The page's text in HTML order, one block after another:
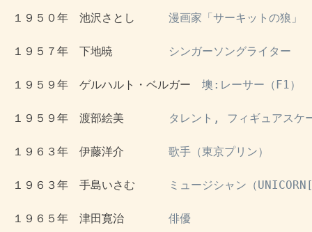
１９５０年　池沢さとし 漫画家「サーキットの狼」
１９５７年　下地暁 シンガーソングライター
１９５９年　ゲルハルト・ベルガー 墺:レーサー（F1）
１９５９年　渡部絵美 タレント, フィギュアス
１９６３年　伊藤洋介 歌手（東京プリン）
１９６３年　手島いさむ ミュージシャン（
１９６５年　津田寛治 俳優